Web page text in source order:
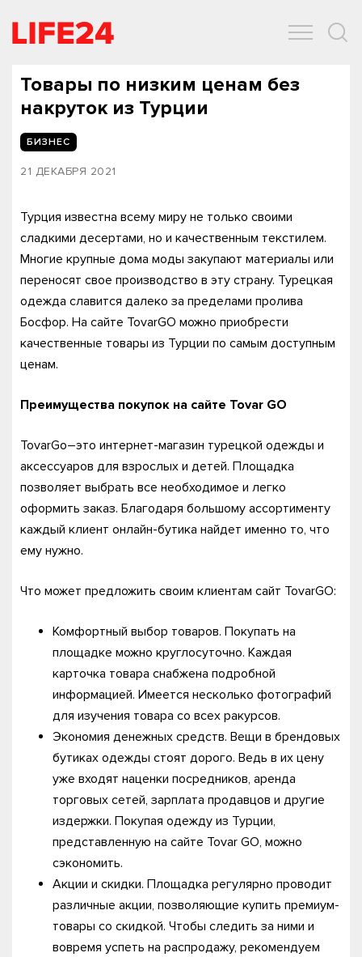
Товары по низким ценам без
накруток из Турции
БИЗНЕС
21 ДЕКАБРЯ 2021
Турция известна всему миру не только своими
сладкими десертами, но и качественным текстилем.
Многие крупные дома моды закупают материалы или
переносят свое производство в эту страну. Турецкая
одежда славится далеко за пределами пролива
Босфор. На сайте TovarGO можно приобрести
качественные товары из Турции по самым доступным
ценам.
Преимущества покупок на сайте Tovar GO
TovarGo–это интернет-магазин турецкой одежды и
аксессуаров для взрослых и детей. Площадка
позволяет выбрать все необходимое и легко
оформить заказ. Благодаря большому ассортименту
каждый клиент онлайн-бутика найдет именно то, что
ему нужно.
Что может предложить своим клиентам сайт TovarGO:
Комфортный выбор товаров. Покупать на
площадке можно круглосуточно. Каждая
карточка товара снабжена подробной
информацией. Имеется несколько фотографий
для изучения товара со всех ракурсов.
Экономия денежных средств. Вещи в брендовых
бутиках одежды стоят дорого. Ведь в их цену
уже входят наценки посредников, аренда
торговых сетей, зарплата продавцов и другие
издержки. Покупая одежду из Турции,
представленную на сайте Tovar GO, можно
сэкономить.
Акции и скидки. Площадка регулярно проводит
различные акции, позволяющие купить премиум-
товары со скидкой. Чтобы следить за ними и
вовремя успеть на распродажу, рекомендуем